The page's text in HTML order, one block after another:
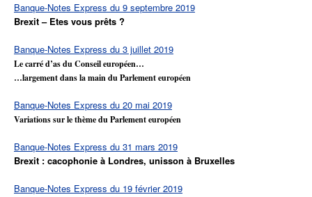
Banque-Notes Express du 9 septembre 2019
Brexit – Etes vous prêts ?
Banque-Notes Express du 3 juillet 2019
Le carré d’as du Conseil européen…
…largement dans la main du Parlement européen
Banque-Notes Express du 20 mai 2019
Variations sur le thème du Parlement européen
Banque-Notes Express du 31 mars 2019
Brexit : cacophonie à Londres, unisson à Bruxelles
Banque-Notes Express du 19 février 2019